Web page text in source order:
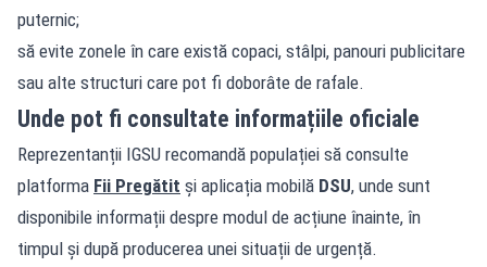
puternic;
să evite zonele în care există copaci, stâlpi, panouri publicitare
sau alte structuri care pot fi doborâte de rafale.
Unde pot fi consultate informațiile oficiale
Reprezentanții IGSU recomandă populației să consulte
platforma Fii Pregătit și aplicația mobilă DSU, unde sunt
disponibile informații despre modul de acțiune înainte, în
timpul și după producerea unei situații de urgență.